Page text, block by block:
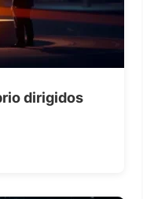
dirigidos